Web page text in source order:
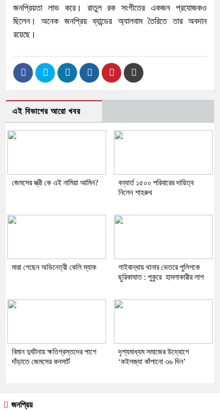
জনপ্রিয়তা লাভ করে। রাতুল রক সংগীতের একজন প্রযোজকও
ছিলেন। অনেক জনপ্রিয় ব্যান্ডের অ্যালবাম তৈরিতে তার অবদান
রয়েছে।
এই বিভাগের আরো খবর
জেমসের স্ত্রী কে এই নামিয়া আমিন?
বন্যার্ত ১৫০০ পরিবারের দায়িত্ব
নিলেন শাহরুখ
মারা গেছেন অভিনেত্রী কেলি ম্যাক
গাইবান্ধায় থানার ভেতরে পুলিশকে
ছুরিকাঘাত : পুকুরে হামলাকারীর লাশ
বিমান দুর্ঘটনায় ক্ষতিগ্রস্তদের পাশে
দাঁড়াতে জেমসের কনসার্ট
দৃশ্যমাধ্যম সমাজের উদ্যোগে
‘কইলজ্যা কাঁপানো ৩৬ দিন’
জনপ্রিয়